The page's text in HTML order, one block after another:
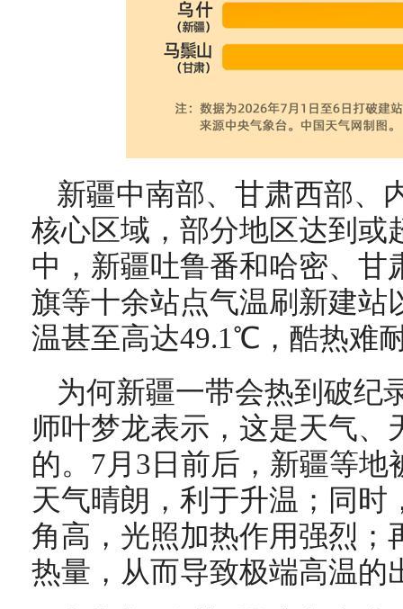
新疆中南部、甘肃西部、
核心区域，部分地区达到
中，新疆吐鲁番和哈密、甘
旗等十余站点气温刷新建站
温甚至高达49.1℃，酷热难
为何新疆一带会热到破纪
师叶梦龙表示，这是天气、
的。7月3日前后，新疆等
天气晴朗，利于升温；同时
角高，光照加热作用强烈；
热量，从而导致极端高温的